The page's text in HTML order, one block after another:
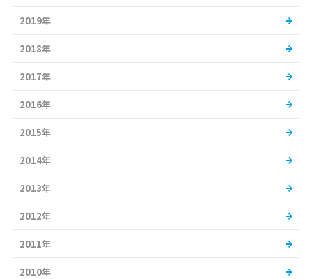
2019年
2018年
2017年
2016年
2015年
2014年
2013年
2012年
2011年
2010年